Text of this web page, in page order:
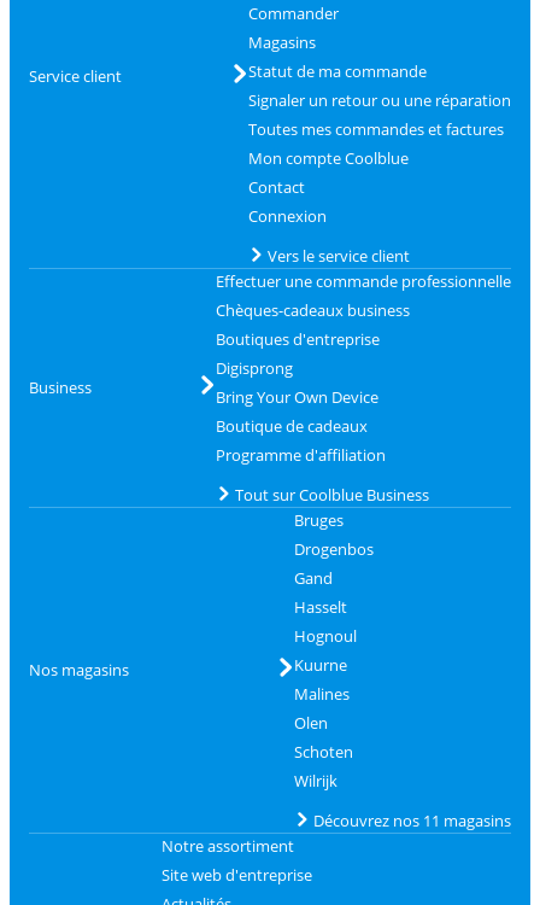
Service client
Commander
Magasins
Statut de ma commande
Signaler un retour ou une réparation
Toutes mes commandes et factures
Mon compte Coolblue
Contact
Connexion
Vers le service client
Business
Effectuer une commande professionnelle
Chèques-cadeaux business
Boutiques d'entreprise
Digisprong
Bring Your Own Device
Boutique de cadeaux
Programme d'affiliation
Tout sur Coolblue Business
Nos magasins
Bruges
Drogenbos
Gand
Hasselt
Hognoul
Kuurne
Malines
Olen
Schoten
Wilrijk
Découvrez nos 11 magasins
Notre assortiment
Site web d'entreprise